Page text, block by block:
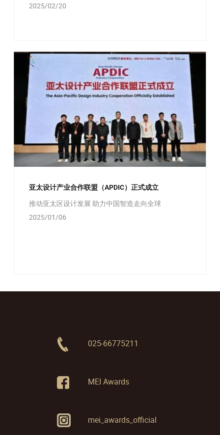
2025/02/20
亚太设计产业合作联盟（APDIC）正式成立
推动亚太区设计发展 助力中国智造走向全球
2025/01/06
025-66775211
MEI Awards
mei_awards_official